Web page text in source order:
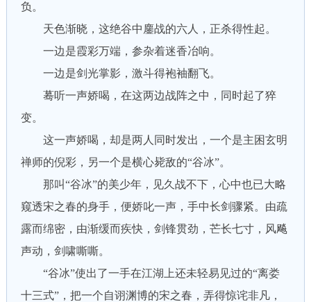
负。
天色渐晓，这绝谷中鏖战的六人，正杀得性起。
一边是霞彩万端，参杂着迷香冶响。
一边是剑光掌影，激斗得袍袖翻飞。
蓦听一声娇喝，在这两边战阵之中，同时起了猝
变。
这一声娇喝，却是两人同时发出，一个是主困玄明
禅师的倪彩，另一个是横心毙敌的“谷冰”。
那叫“谷冰”的美少年，见久战不下，心中也已大略
窥透宋之春的身手，便娇叱一声，手中长剑骤紧。由疏
露而绵密，由渐缓而疾快，剑锋贯劲，芒长七寸，风飚
声动，剑啸嘶嘶。
“谷冰”使出了一手在江湖上还未轻易见过的“离娄
十三式”，把一个自诩渊博的宋之春，弄得惊诧非凡，